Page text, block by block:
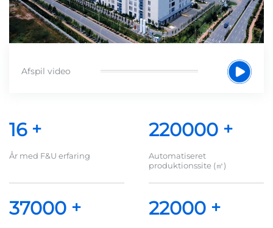
Afspil video
16 +
År med F&U erfaring
220000 +
Automatiseret
produktionssite (㎡)
37000 + 22000 +